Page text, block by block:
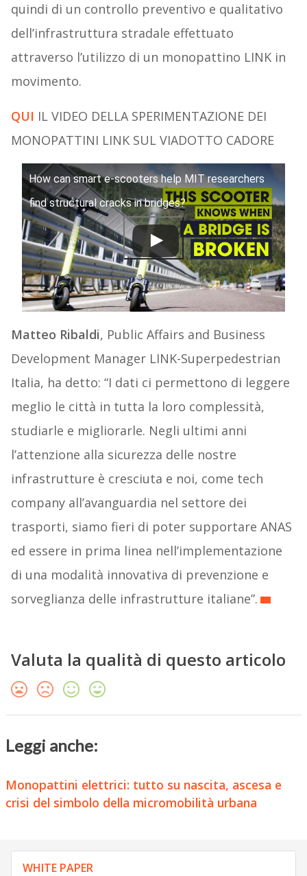
quindi di un controllo preventivo e qualitativo
dell’infrastruttura stradale effettuato
attraverso l’utilizzo di un monopattino LINK in
movimento.
QUI IL VIDEO DELLA SPERIMENTAZIONE DEI
MONOPATTINI LINK SUL VIADOTTO CADORE
How can smart e-scooters help MIT researchers
find structural cracks in bridges?
Matteo Ribaldi, Public Affairs and Business
Development Manager LINK-Superpedestrian
Italia, ha detto: “I dati ci permettono di leggere
meglio le città in tutta la loro complessità,
studiarle e migliorarle. Negli ultimi anni
l’attenzione alla sicurezza delle nostre
infrastrutture è cresciuta e noi, come tech
company all’avanguardia nel settore dei
trasporti, siamo fieri di poter supportare ANAS
ed essere in prima linea nell’implementazione
di una modalità innovativa di prevenzione e
sorveglianza delle infrastrutture italiane”.
Valuta la qualità di questo articolo
Leggi anche:
Monopattini elettrici: tutto su nascita, ascesa e
crisi del simbolo della micromobilità urbana
WHITE PAPER